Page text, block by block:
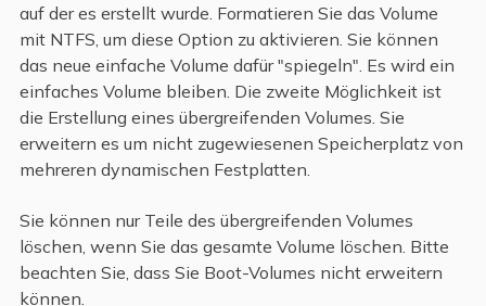
auf der es erstellt wurde. Formatieren Sie das Volume
mit NTFS, um diese Option zu aktivieren. Sie können
das neue einfache Volume dafür "spiegeln". Es wird ein
einfaches Volume bleiben. Die zweite Möglichkeit ist
die Erstellung eines übergreifenden Volumes. Sie
erweitern es um nicht zugewiesenen Speicherplatz von
mehreren dynamischen Festplatten.
Sie können nur Teile des übergreifenden Volumes
löschen, wenn Sie das gesamte Volume löschen. Bitte
beachten Sie, dass Sie Boot-Volumes nicht erweitern
können.